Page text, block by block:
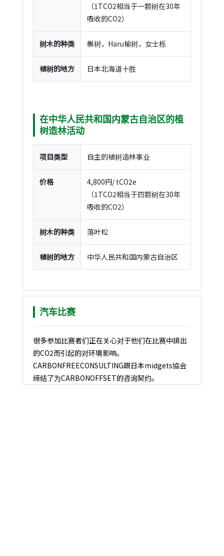
（1TCO2相当于一颗树在30年
吸收的CO2）
树木的种类 槲树，Haru榆树，女士栎
植树的地方 日本北海道十胜
在中华人民共和国内蒙古自治区的植
树造林活动
项目类型 自主的植树造林事业
价格
4,800円/ tCO2e
（1TCO2相当于四颗树在30年
吸收的CO2）
树木的种类 落叶松
植树的地方 中华人民共和国内蒙古自治区
汽车比赛
很多参加比赛者们正在关心对于他们在比赛中排出
的CO2而引起的对环境影响。
CARBONFREECONSULTING跟日本midgets協会
缔结了为CARBONOFFSET的咨询契约。